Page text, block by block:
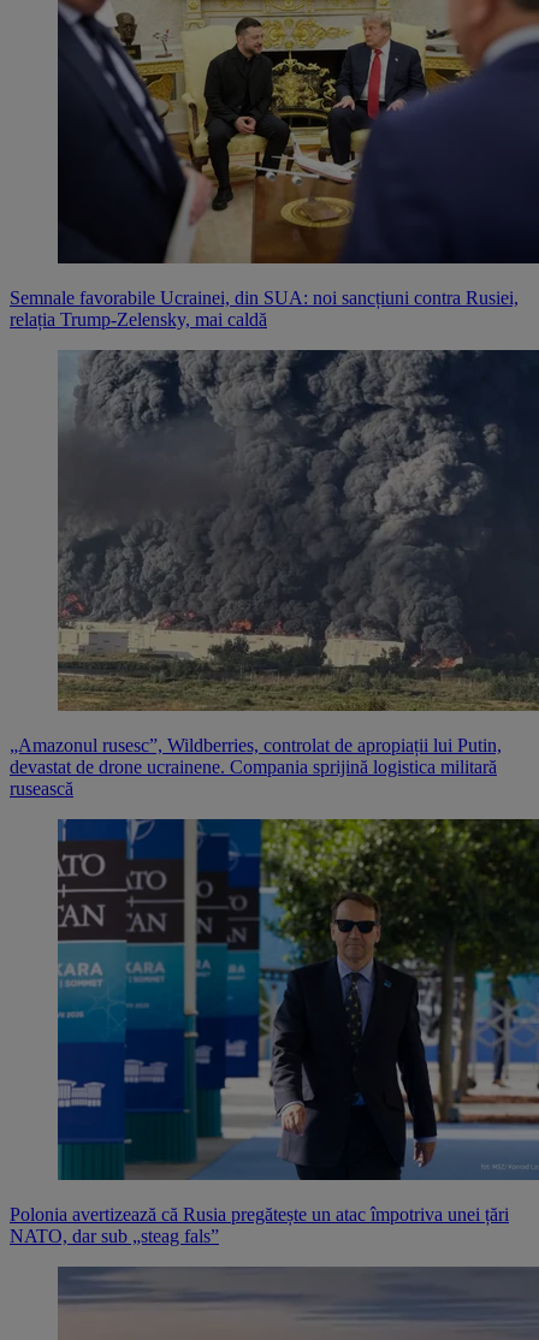
Semnale favorabile Ucrainei, din SUA: noi sancțiuni contra Rusiei,
relația Trump-Zelensky, mai caldă
„Amazonul rusesc”, Wildberries, controlat de apropiații lui Putin,
devastat de drone ucrainene. Compania sprijină logistica militară
rusească
Polonia avertizează că Rusia pregătește un atac împotriva unei țări
NATO, dar sub „steag fals”